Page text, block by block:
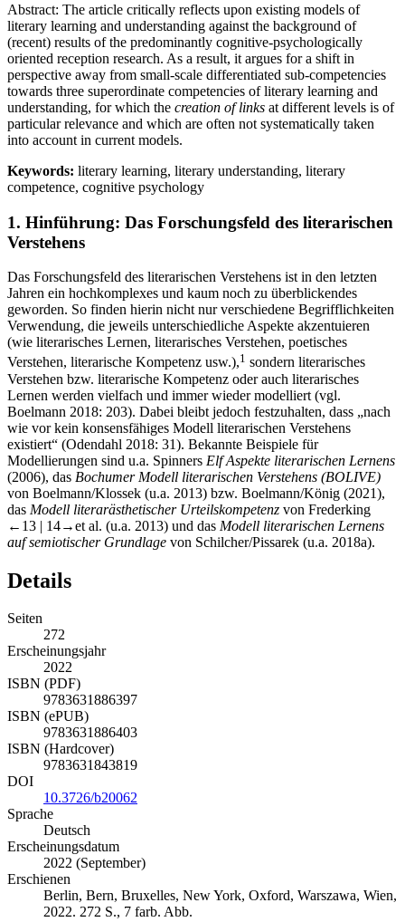
Abstract: The article critically reflects upon existing models of
literary learning and understanding against the background of
(recent) results of the predominantly cognitive-psychologically
oriented reception research. As a result, it argues for a shift in
perspective away from small-scale differentiated sub-competencies
towards three superordinate competencies of literary learning and
understanding, for which the creation of links at different levels is of
particular relevance and which are often not systematically taken
into account in current models.
Keywords: literary learning, literary understanding, literary
competence, cognitive psychology
1. Hinführung: Das Forschungsfeld des literarischen
Verstehens
Das Forschungsfeld des literarischen Verstehens ist in den letzten
Jahren ein hochkomplexes und kaum noch zu überblickendes
geworden. So finden hierin nicht nur verschiedene Begrifflichkeiten
Verwendung, die jeweils unterschiedliche Aspekte akzentuieren
(wie literarisches Lernen, literarisches Verstehen, poetisches
Verstehen, literarische Kompetenz usw.),1 sondern literarisches
Verstehen bzw. literarische Kompetenz oder auch literarisches
Lernen werden vielfach und immer wieder modelliert (vgl.
Boelmann 2018: 203). Dabei bleibt jedoch festzuhalten, dass „nach
wie vor kein konsensfähiges Modell literarischen Verstehens
existiert“ (Odendahl 2018: 31). Bekannte Beispiele für
Modellierungen sind u.a. Spinners Elf Aspekte literarischen Lernens
(2006), das Bochumer Modell literarischen Verstehens (BOLIVE)
von Boelmann/Klossek (u.a. 2013) bzw. Boelmann/König (2021),
das Modell literarästhetischer Urteilskompetenz von Frederking
←13 | 14→et al. (u.a. 2013) und das Modell literarischen Lernens
auf semiotischer Grundlage von Schilcher/Pissarek (u.a. 2018a).
Details
Seiten
272
Erscheinungsjahr
2022
ISBN (PDF)
9783631886397
ISBN (ePUB)
9783631886403
ISBN (Hardcover)
9783631843819
DOI
10.3726/b20062
Sprache
Deutsch
Erscheinungsdatum
2022 (September)
Erschienen
Berlin, Bern, Bruxelles, New York, Oxford, Warszawa, Wien,
2022. 272 S., 7 farb. Abb.